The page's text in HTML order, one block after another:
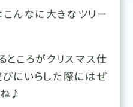
んなに大きなツリー
ころがクリスマス仕
にいらした際にはぜ
♪